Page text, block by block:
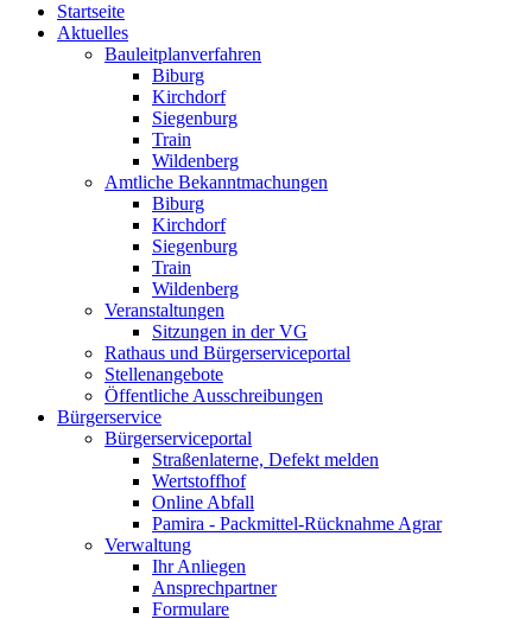
Startseite
Aktuelles
Bauleitplanverfahren
Biburg
Kirchdorf
Siegenburg
Train
Wildenberg
Amtliche Bekanntmachungen
Biburg
Kirchdorf
Siegenburg
Train
Wildenberg
Veranstaltungen
Sitzungen in der VG
Rathaus und Bürgerserviceportal
Stellenangebote
Öffentliche Ausschreibungen
Bürgerservice
Bürgerserviceportal
Straßenlaterne, Defekt melden
Wertstoffhof
Online Abfall
Pamira - Packmittel-Rücknahme Agrar
Verwaltung
Ihr Anliegen
Ansprechpartner
Formulare